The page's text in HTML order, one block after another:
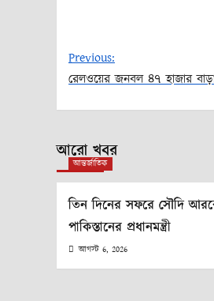
Previous:
রেলওয়ের জনবল ৪৭ হাজার
আরো খবর
আন্তর্জাতিক
তিন দিনের সফরে সৌদি
পাকিস্তানের প্রধানমন্ত্রী
আগস্ট 6, 2026